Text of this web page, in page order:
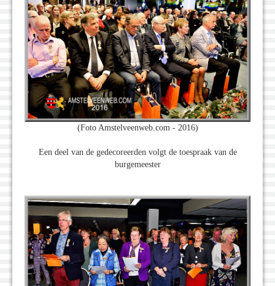
(Foto Amstelveenweb.com - 2016)
Een deel van de gedecoreerden volgt de toespraak van de
burgemeester